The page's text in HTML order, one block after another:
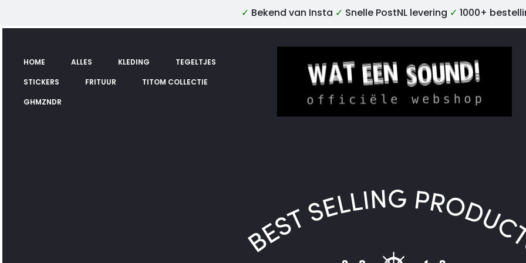
✓ Bekend van Insta ✓ Snelle PostNL levering ✓ 1000+
HOME ALLES KLEDING
TEGELTJES
STICKERS
FRITUUR
TITOM COLLECTIE
GHMZNDR